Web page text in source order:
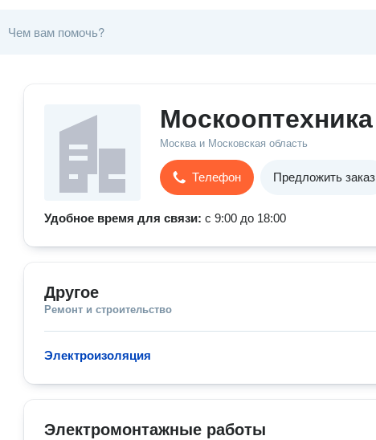
Москооптехника
Москва и Московская область
Телефон Предложить заказ
Удобное время для связи: с 9:00 до 18:00
Другое
Ремонт и строительство
Электроизоляция
Электромонтажные работы